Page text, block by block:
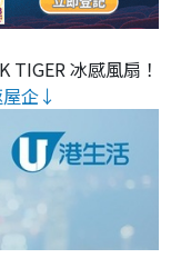
TIGER 冰感風扇！
企↓